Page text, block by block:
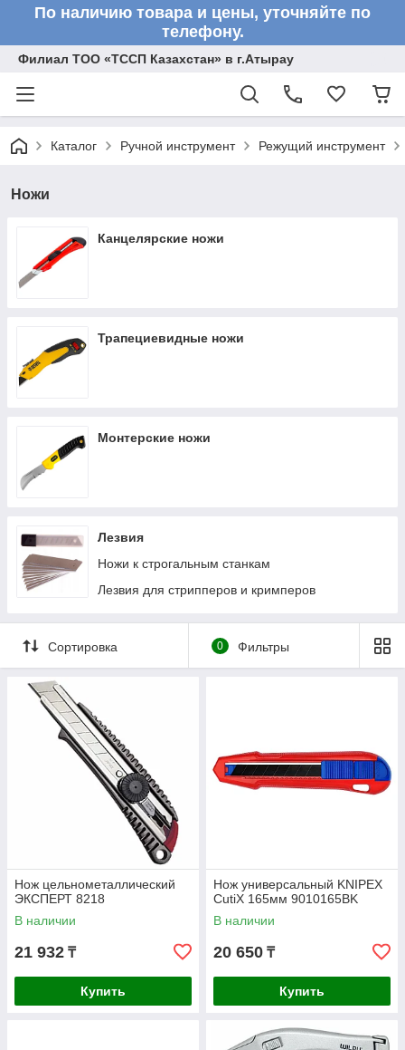
По наличию товара и цены, уточняйте по
телефону.
Филиал ТОО «ТССП Казахстан» в г.Атырау
Каталог Ручной инструмент Режущий инструмент
Ножи
Канцелярские ножи
Трапециевидные ножи
Монтерские ножи
Лезвия
Ножи к строгальным станкам
Лезвия для стрипперов и кримперов
Сортировка 0 Фильтры
Нож цельнометаллический
ЭКСПЕРТ 8218
В наличии
21 932 ₸
Купить
Нож универсальный KNIPEX
CutiX 165мм 9010165BK
В наличии
20 650 ₸
Купить